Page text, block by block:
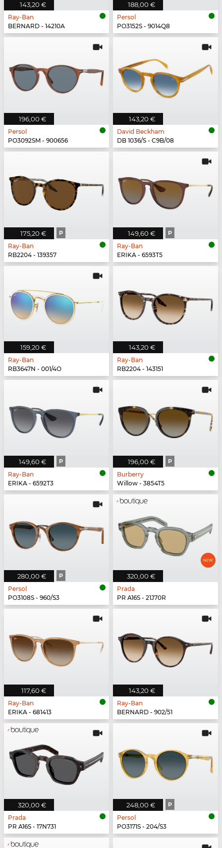
143,20 €
Ray-Ban
BERNARD - 14210A
188,00 €
Persol
PO3152S - 9014Q8
196,00 €
Persol
PO3092SM - 900656
143,20 €
David Beckham
DB 1036/S - C9B/08
175,20 € P
Ray-Ban
RB2204 - 139357
149,60 € P
Ray-Ban
ERIKA - 6593T5
159,20 €
Ray-Ban
RB3647N - 001/4O
143,20 €
Ray-Ban
RB2204 - 143151
149,60 € P
Ray-Ban
ERIKA - 6592T3
196,00 € P
Burberry
Willow - 3854T5
280,00 € P
Persol
PO3108S - 960/S3
320,00 €
Prada
PR A16S - 21J70R
117,60 €
Ray-Ban
ERIKA - 681413
143,20 €
Ray-Ban
BERNARD - 902/51
320,00 €
Prada
PR A16S - 17N731
248,00 € P
Persol
PO3171S - 204/S3